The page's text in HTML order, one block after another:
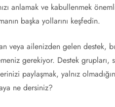
anlamak ve kabullenmek
başka yollarını keşfedin.
veya ailenizden gelen destek,
gerekiyor. Destek grupları,
paylaşmak, yalnız
ne dersiniz?